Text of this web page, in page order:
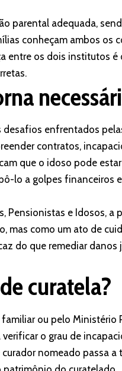
parental adequada,
conheçam ambos os
entre os dois institutos é
desafios enfrentados
contratos,
que o idoso pode estar
lo a golpes financeiros
Pensionistas e Idosos, a
mas como um ato de
do que remediar danos
curatela?
ou pelo Ministério
o grau de
nomeado passa a